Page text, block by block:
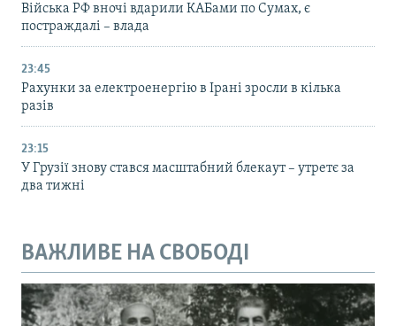
Війська РФ вночі вдарили КАБами по Сумах, є
постраждалі – влада
23:45
Рахунки за електроенергію в Ірані зросли в кілька
разів
23:15
У Грузії знову стався масштабний блекаут – утретє за
два тижні
ВАЖЛИВЕ НА СВОБОДІ